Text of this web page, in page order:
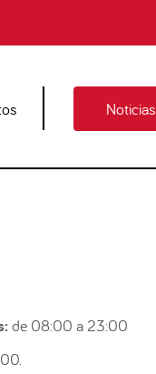
Noticias
de 08:00 a 23:00